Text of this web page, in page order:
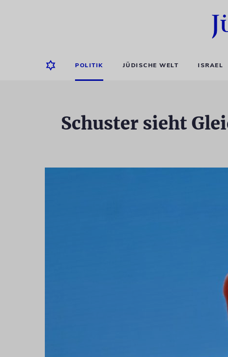
POLITIK JÜDISCHE WELT ISRAEL
Schuster sieht